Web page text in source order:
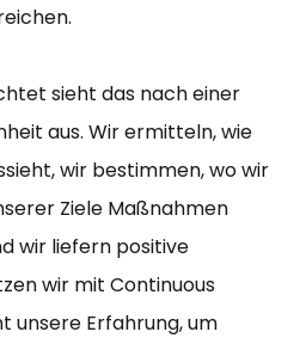
sieht das nach einer
aus. Wir ermitteln, wie
wir bestimmen, wo wir
Ziele Maßnahmen
wir liefern positive
wir mit Continuous
unsere Erfahrung, um